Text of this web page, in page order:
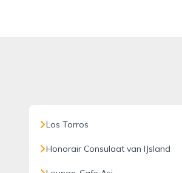
Los Torros
Honorair Consulaat van IJsland